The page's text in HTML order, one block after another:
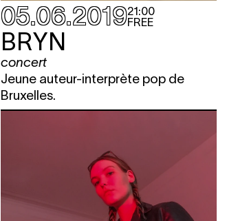
05.06.201921:00
FREE
BRYN
concert
Jeune auteur-interprète pop de
Bruxelles.